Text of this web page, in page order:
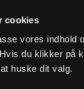
cookies
vores indhold
du klikker på
huske dit valg.